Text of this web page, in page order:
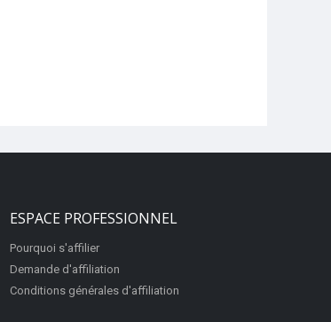
ESPACE PROFESSIONNEL
Pourquoi s'affilier
Demande d'affiliation
Conditions générales d'affiliation